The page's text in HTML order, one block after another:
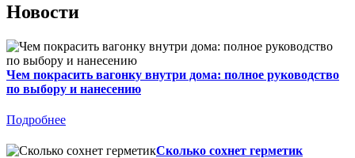
Новости
Чем покрасить вагонку внутри дома: полное руководство
по выбору и нанесению
Подробнее
Сколько сохнет герметик